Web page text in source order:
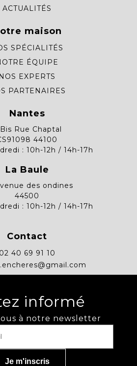
ACTUALITÉS
maison
SPÉCIALITÉS
ÉQUIPE
NOS EXPERTS
PARTENAIRES
Nantes
Rue Chaptal
44100
: 10h-12h / 14h-17h
La Baule
des ondines
44500
: 10h-12h / 14h-17h
Contact
02 40 69 91 10
informé
à notre newsletter